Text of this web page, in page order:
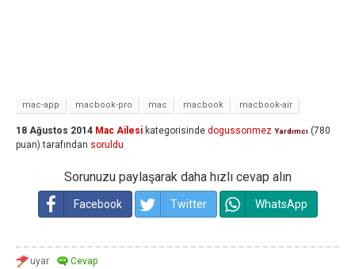
mac-app macbook-pro mac macbook macbook-air
18 Ağustos 2014 Mac Ailesi kategorisinde dogussonmez Yardımcı (780
puan) tarafından soruldu
Sorunuzu paylaşarak daha hızlı cevap alın
Facebook Twitter WhatsApp